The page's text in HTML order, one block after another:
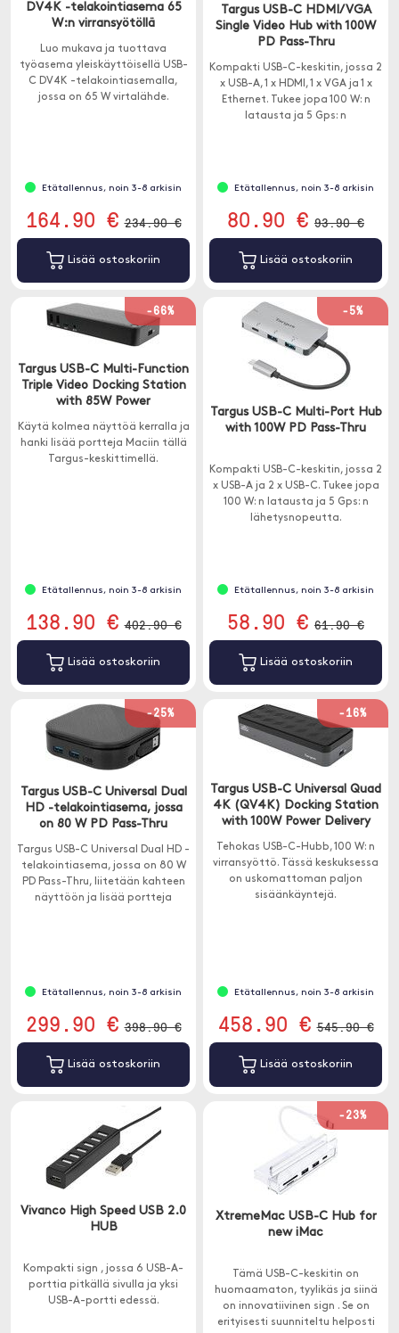
DV4K -telakointiasema 65
W:n virransyötöllä
Luo mukava ja tuottava
työasema yleiskäyttöisellä USB-
C DV4K -telakointiasemalla,
jossa on 65 W virtalähde.
Etätallennus, noin 3-8 arkisin
164.90 € 234.90 €
Lisää ostoskoriin
Targus USB-C HDMI/VGA
Single Video Hub with 100W
PD Pass-Thru
Kompakti USB-C-keskitin, jossa 2
x USB-A, 1 x HDMI, 1 x VGA ja 1 x
Ethernet. Tukee jopa 100 W: n
latausta ja 5 Gps: n
Etätallennus, noin 3-8 arkisin
80.90 € 93.90 €
Lisää ostoskoriin
-66%
Targus USB-C Multi-Function
Triple Video Docking Station
with 85W Power
Käytä kolmea näyttöä kerralla ja
hanki lisää portteja Maciin tällä
Targus-keskittimellä.
Etätallennus, noin 3-8 arkisin
138.90 € 402.90 €
Lisää ostoskoriin
-5%
Targus USB-C Multi-Port Hub
with 100W PD Pass-Thru
Kompakti USB-C-keskitin, jossa 2
x USB-A ja 2 x USB-C. Tukee jopa
100 W: n latausta ja 5 Gps: n
lähetysnopeutta.
Etätallennus, noin 3-8 arkisin
58.90 € 61.90 €
Lisää ostoskoriin
-25%
Targus USB-C Universal Dual
HD -telakointiasema, jossa
on 80 W PD Pass-Thru
Targus USB-C Universal Dual HD -
telakointiasema, jossa on 80 W
PD Pass-Thru, liitetään kahteen
näyttöön ja lisää portteja
Etätallennus, noin 3-8 arkisin
299.90 € 398.90 €
Lisää ostoskoriin
-16%
Targus USB-C Universal Quad
4K (QV4K) Docking Station
with 100W Power Delivery
Tehokas USB-C-Hubb, 100 W: n
virransyöttö. Tässä keskuksessa
on uskomattoman paljon
sisäänkäyntejä.
Etätallennus, noin 3-8 arkisin
458.90 € 545.90 €
Lisää ostoskoriin
Vivanco High Speed USB 2.0
HUB
Kompakti sign , jossa 6 USB-A-
porttia pitkällä sivulla ja yksi
USB-A-portti edessä.
-23%
XtremeMac USB-C Hub for
new iMac
Tämä USB-C-keskitin on
huomaamaton, tyylikäs ja siinä
on innovatiivinen sign . Se on
erityisesti suunniteltu helposti